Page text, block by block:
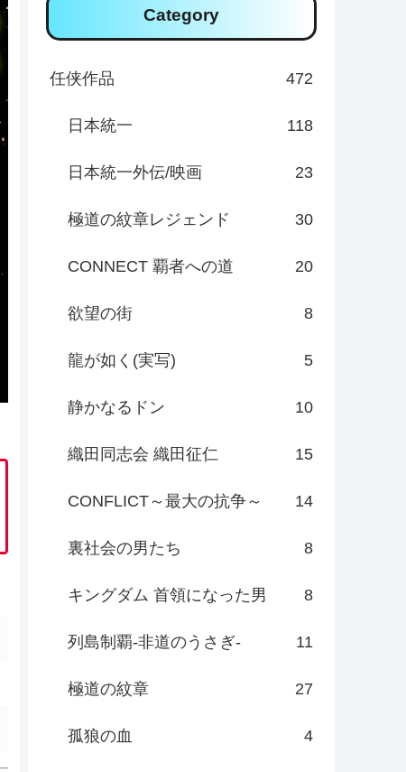
Category
任侠作品 472
日本統一 118
日本統一外伝/映画 23
極道の紋章レジェンド 30
CONNECT 覇者への道 20
欲望の街 8
龍が如く(実写) 5
静かなるドン 10
織田同志会 織田征仁 15
CONFLICT～最大の抗争～ 14
裏社会の男たち 8
キングダム 首領になった男 8
列島制覇-非道のうさぎ- 11
極道の紋章 27
孤狼の血 4